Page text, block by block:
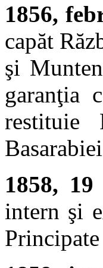
1856,
capăt
şi
garanţia
restituie
1858, 19
intern şi